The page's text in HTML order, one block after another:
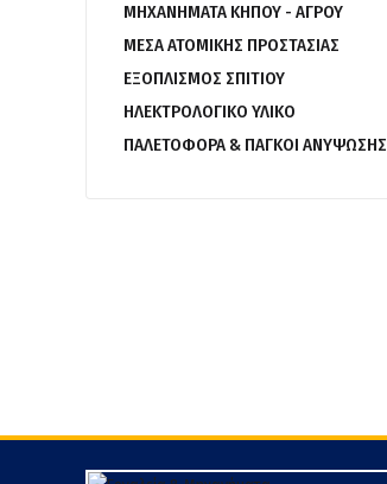
ΜΗΧΑΝΗΜΑΤΑ ΚΗΠΟΥ - ΑΓΡΟΥ
ΜΕΣΑ ΑΤΟΜΙΚΗΣ ΠΡΟΣΤΑΣΙΑΣ
ΕΞΟΠΛΙΣΜΟΣ ΣΠΙΤΙΟΥ
ΗΛΕΚΤΡΟΛΟΓΙΚΟ ΥΛΙΚΟ
ΠΑΛΕΤΟΦΟΡΑ & ΠΑΓΚΟΙ ΑΝΥΨΩΣΗΣ